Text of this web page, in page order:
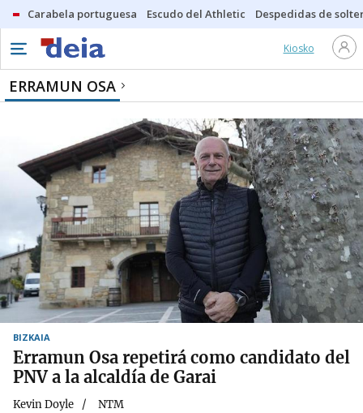
Carabela portuguesa Escudo del Athletic Despedidas de
Kiosko
ERRAMUN OSA
BIZKAIA
Erramun Osa repetirá como candidato del
PNV a la alcaldía de Garai
Kevin Doyle NTM